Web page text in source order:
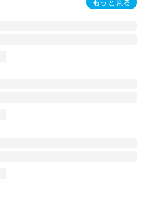
もっと見る